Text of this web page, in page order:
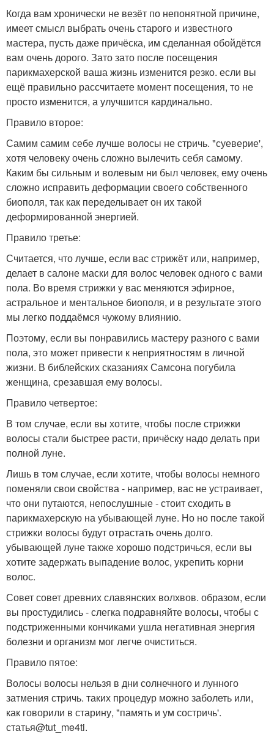
Когда вам хронически не везёт по непонятной причине,
имеет смысл выбрать очень старого и известного
мастера, пусть даже причёска, им сделанная обойдётся
вам очень дорого. Зато зато после посещения
парикмахерской ваша жизнь изменится резко. если вы
ещё правильно рассчитаете момент посещения, то не
просто изменится, а улучшится кардинально.
Правило второе:
Самим самим себе лучше волосы не стричь. "суеверие',
хотя человеку очень сложно вылечить себя самому.
Каким бы сильным и волевым ни был человек, ему очень
сложно исправить деформации своего собственного
биополя, так как переделывает он их такой
деформированной энергией.
Правило третье:
Считается, что лучше, если вас стрижёт или, например,
делает в салоне маски для волос человек одного с вами
пола. Во время стрижки у вас меняются эфирное,
астральное и ментальное биополя, и в результате этого
мы легко поддаёмся чужому влиянию.
Поэтому, если вы понравились мастеру разного с вами
пола, это может привести к неприятностям в личной
жизни. В библейских сказаниях Самсона погубила
женщина, срезавшая ему волосы.
Правило четвертое:
В том случае, если вы хотите, чтобы после стрижки
волосы стали быстрее расти, причёску надо делать при
полной луне.
Лишь в том случае, если хотите, чтобы волосы немного
поменяли свои свойства - например, вас не устраивает,
что они путаются, непослушные - стоит сходить в
парикмахерскую на убывающей луне. Но но после такой
стрижки волосы будут отрастать очень долго.
убывающей луне также хорошо подстричься, если вы
хотите задержать выпадение волос, укрепить корни
волос.
Совет совет древних славянских волхвов. образом, если
вы простудились - слегка подравняйте волосы, чтобы с
подстриженными кончиками ушла негативная энергия
болезни и организм мог легче очиститься.
Правило пятое:
Волосы волосы нельзя в дни солнечного и лунного
затмения стричь. таких процедур можно заболеть или,
как говорили в старину, "память и ум состричь'.
статья@tut_me4ti.